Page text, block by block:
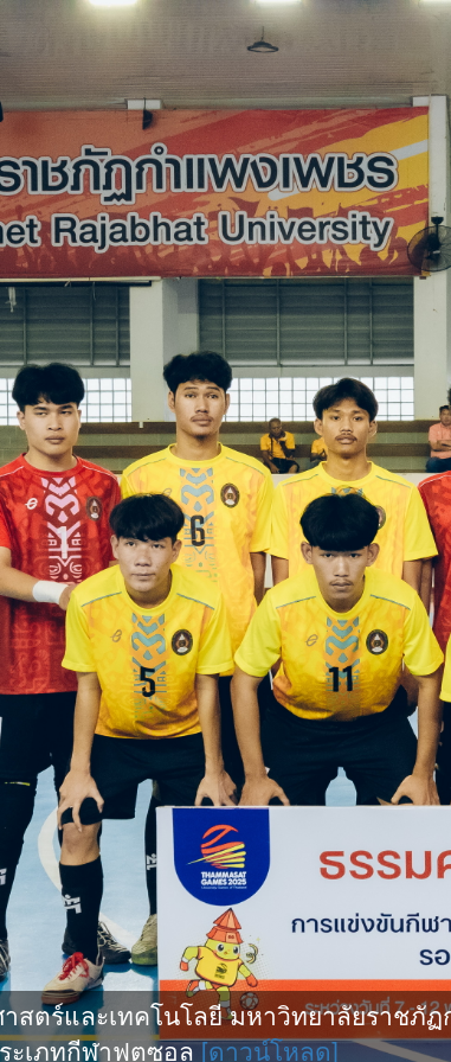
ตร์และเทคโนโลยี มหาวิทยาลัยราชภั
ะเภทกีฬาฟุตซอล [ดาวน์โหลด]